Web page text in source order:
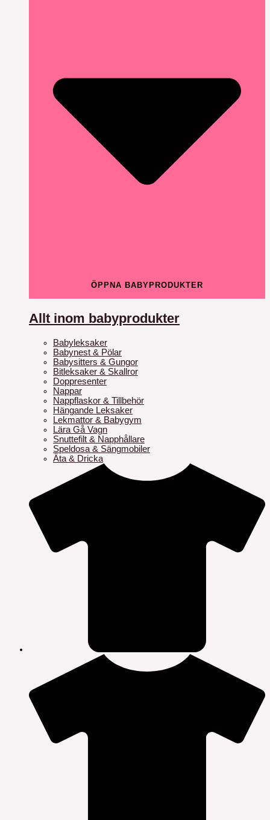
ÖPPNA BABYPRODUKTER
Allt inom babyprodukter
Babyleksaker
Babynest & Pölar
Babysitters & Gungor
Bitleksaker & Skallror
Doppresenter
Nappar
Nappflaskor & Tillbehör
Hängande Leksaker
Lekmattor & Babygym
Lära Gå Vagn
Snuttefilt & Napphållare
Speldosa & Sängmobiler
Äta & Dricka